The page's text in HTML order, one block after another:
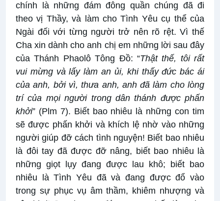
chính là những đám đông quần chúng đã đi
theo vị Thầy, và làm cho Tình Yêu cụ thể của
Ngài đối với từng người trở nên rõ rệt. Vì thế
Cha xin dành cho anh chị em những lời sau đây
của Thánh Phaolô Tông Đồ: “Thật thế, tôi rất
vui mừng và lấy làm an ủi, khi thấy đức bác ái
của anh, bởi vì, thưa anh, anh đã làm cho lòng
trí của mọi người trong dân thánh được phấn
khởi” (Plm 7). Biết bao nhiêu là những con tim
sẽ được phấn khởi và khích lệ nhờ vào những
người giúp đỡ cách tình nguyện! Biết bao nhiêu
là đôi tay đã được đỡ nâng, biết bao nhiêu là
những giọt lụy đang được lau khô; biết bao
nhiêu là Tình Yêu đã và đang được đổ vào
trong sự phục vụ âm thầm, khiêm nhượng và